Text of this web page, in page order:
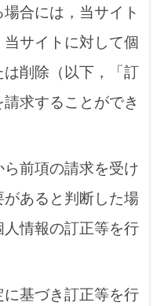
合には，当サイト
サイトに対して個
削除（以下，「訂
求することができ
前項の請求を受け
あると判断した場
情報の訂正等を行
基づき訂正等を行